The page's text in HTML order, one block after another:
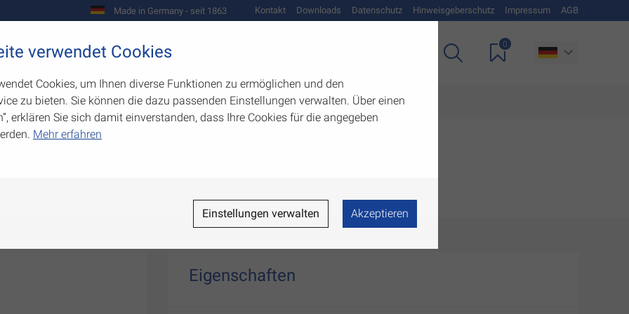
Made in Germany - seit 1863 Kontakt Downloads Datenschutz Hinweisgeberschutz Impressum AGB
Werkzeugbau
0
Eigenschaften
verwendet Cookies
Cookies, um Ihnen diverse Funktionen zu ermöglichen und den
zu bieten. Sie können die dazu passenden Einstellungen verwalten. Über einen
erklären Sie sich damit einverstanden, dass Ihre Cookies für die angegeben
Mehr erfahren
Einstellungen verwalten Akzeptieren